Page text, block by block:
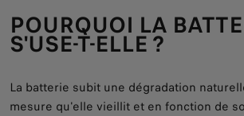
POURQUOI LA
S'USE-T-ELLE ?
La batterie subit une dégradation
mesure qu'elle vieillit et en fonction de